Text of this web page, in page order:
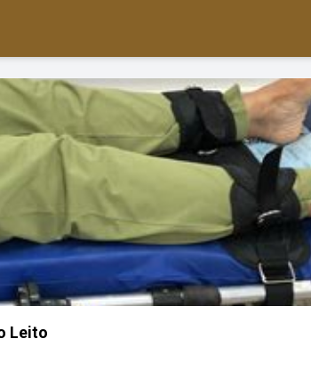
Leito